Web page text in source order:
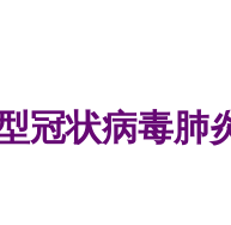
冠状病毒肺